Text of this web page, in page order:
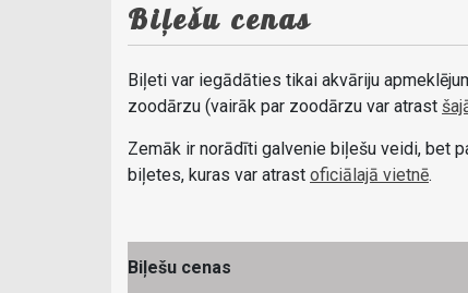
Biļešu cenas
Biļeti var iegādāties tikai akvāriju
zoodārzu (vairāk par zoodārzu var atrast
Zemāk ir norādīti galvenie biļešu veidi, bet
biļetes, kuras var atrast oficiālajā vietnē.
Biļešu cenas